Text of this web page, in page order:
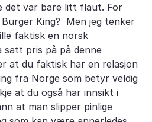
det var bare litt flaut. For
King? Men jeg tenker
faktisk en norsk
satt pris på på denne
at du faktisk har en relasjon
fra Norge som betyr veldig
at du også har innsikt i
at man slipper pinlige